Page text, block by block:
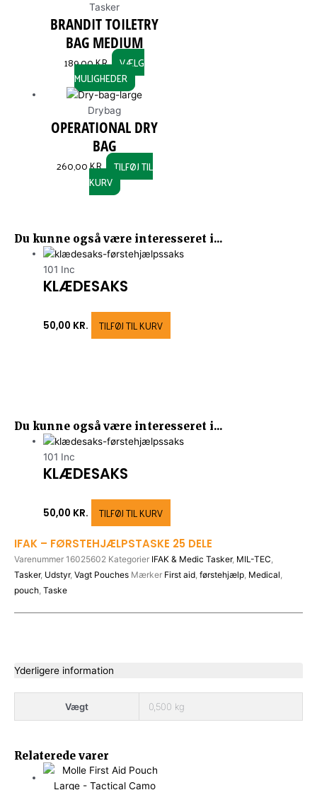
Tasker
BRANDIT TOILETRY
BAG MEDIUM
189,00KR.
VÆLG
MULIGHEDER
variants.
The
be
chosen
the
page
Drybag
OPERATIONAL DRY
BAG
260,00KR.
TILFØJ TIL
KURV
Du kunne også være interesseret i...
101 Inc
KLÆDESAKS
50,00 KR. TILFØJ TIL KURV
Du kunne også være interesseret i...
101 Inc
KLÆDESAKS
50,00 KR. TILFØJ TIL KURV
IFAK – FØRSTEHJÆLPSTASKE 25 DELE
Varenummer 16025602 Kategorier IFAK & Medic Tasker, MIL-TEC
Tasker, Udstyr, Vagt Pouches Mærker First aid førstehjælp Medical
pouch Taske
Yderligere information
Vægt 0,500 kg
Relaterede varer
has
has
has
has